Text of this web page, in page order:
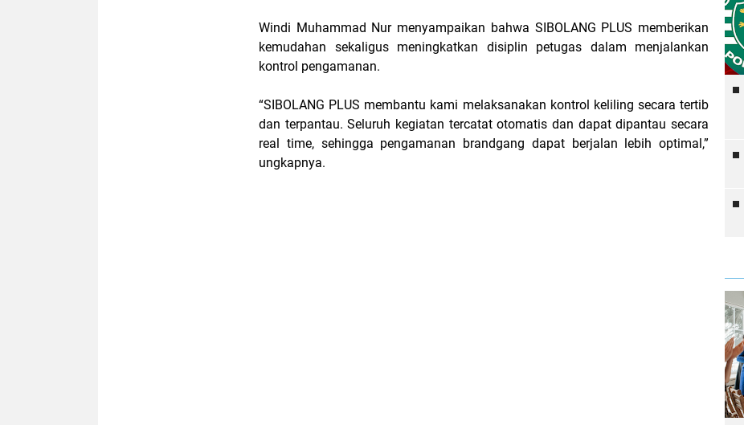
Windi Muhammad Nur menyampaikan bahwa SIBOLANG PLUS memberikan
kemudahan sekaligus meningkatkan disiplin petugas dalam menjalankan
kontrol pengamanan.
“SIBOLANG PLUS membantu kami melaksanakan kontrol keliling secara tertib
dan terpantau. Seluruh kegiatan tercatat otomatis dan dapat dipantau secara
real time, sehingga pengamanan brandgang dapat berjalan lebih optimal,”
ungkapnya.